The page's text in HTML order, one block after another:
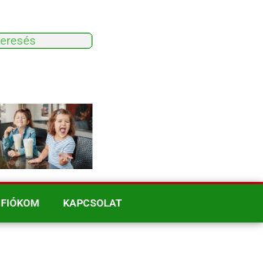
FIÓKOM KAPCSOLAT